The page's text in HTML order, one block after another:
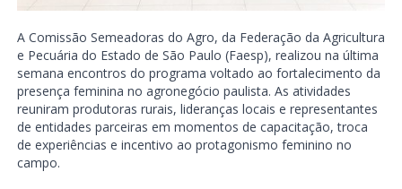
A Comissão Semeadoras do Agro, da Federação da Agricultura
e Pecuária do Estado de São Paulo (Faesp), realizou na última
semana encontros do programa voltado ao fortalecimento da
presença feminina no agronegócio paulista. As atividades
reuniram produtoras rurais, lideranças locais e representantes
de entidades parceiras em momentos de capacitação, troca
de experiências e incentivo ao protagonismo feminino no
campo.